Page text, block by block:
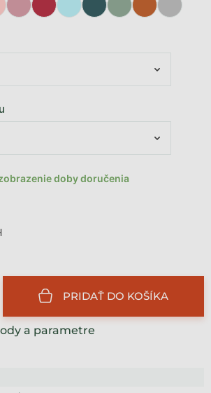
doby doručenia
PRIDAŤ DO KOŠÍKA
a parametre